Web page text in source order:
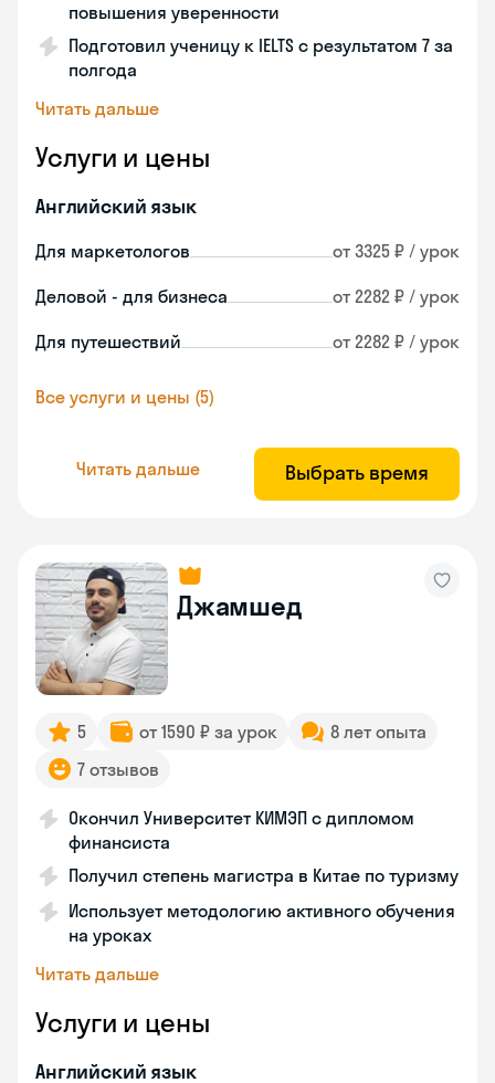
повышения уверенности
Подготовил ученицу к IELTS с результатом 7 за
полгода
Читать дальше
Услуги и цены
Английский язык
Для маркетологов от 3325 ₽ / урок
Деловой - для бизнеса от 2282 ₽ / урок
Для путешествий от 2282 ₽ / урок
Все услуги и цены (5)
Читать дальше Выбрать время
Джамшед
5 от 1590 ₽ за урок
8 лет опыта
7 отзывов
Окончил Университет КИМЭП с дипломом
финансиста
Получил степень магистра в Китае по туризму
Использует методологию активного обучения
на уроках
Читать дальше
Услуги и цены
Английский язык